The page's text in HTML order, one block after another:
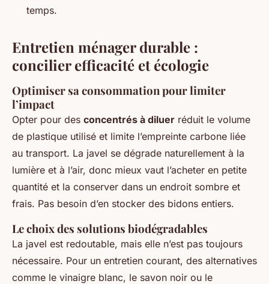
temps.
Entretien ménager durable :
concilier efficacité et écologie
Optimiser sa consommation pour limiter
l’impact
Opter pour des concentrés à diluer réduit le volume
de plastique utilisé et limite l’empreinte carbone liée
au transport. La javel se dégrade naturellement à la
lumière et à l’air, donc mieux vaut l’acheter en petite
quantité et la conserver dans un endroit sombre et
frais. Pas besoin d’en stocker des bidons entiers.
Le choix des solutions biodégradables
La javel est redoutable, mais elle n’est pas toujours
nécessaire. Pour un entretien courant, des alternatives
comme le vinaigre blanc, le savon noir ou le